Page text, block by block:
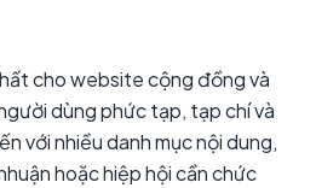
cho website cộng đồng và
dùng phức tạp, tạp chí và
với nhiều danh mục nội dung,
hoặc hiệp hội cần chức